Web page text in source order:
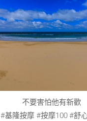
不要害怕他有新歡
#基隆按摩 #按摩100 #舒